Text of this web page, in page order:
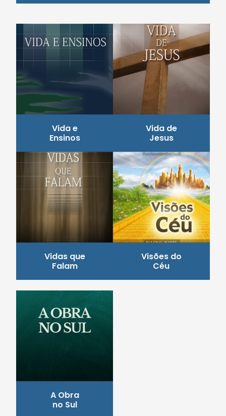
Vida e
Ensinos
Vida de
Jesus
Vidas que
Falam
Visões do
Céu
A Obra
no Sul